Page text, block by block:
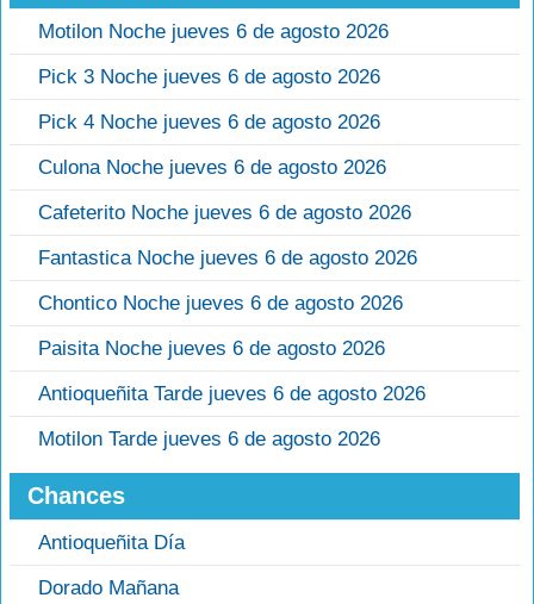
Motilon Noche jueves 6 de agosto 2026
Pick 3 Noche jueves 6 de agosto 2026
Pick 4 Noche jueves 6 de agosto 2026
Culona Noche jueves 6 de agosto 2026
Cafeterito Noche jueves 6 de agosto 2026
Fantastica Noche jueves 6 de agosto 2026
Chontico Noche jueves 6 de agosto 2026
Paisita Noche jueves 6 de agosto 2026
Antioqueñita Tarde jueves 6 de agosto 2026
Motilon Tarde jueves 6 de agosto 2026
Chances
Antioqueñita Día
Dorado Mañana